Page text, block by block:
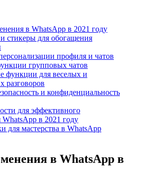
в WhatsApp в 2021 году
стикеры для обогащения
профиля и чатов
групповых чатов
функции для веселых и
разговоров
и конфиденциальность
для эффективного
WhatsApp в 2021 году
для мастерства в WhatsApp
в WhatsApp в